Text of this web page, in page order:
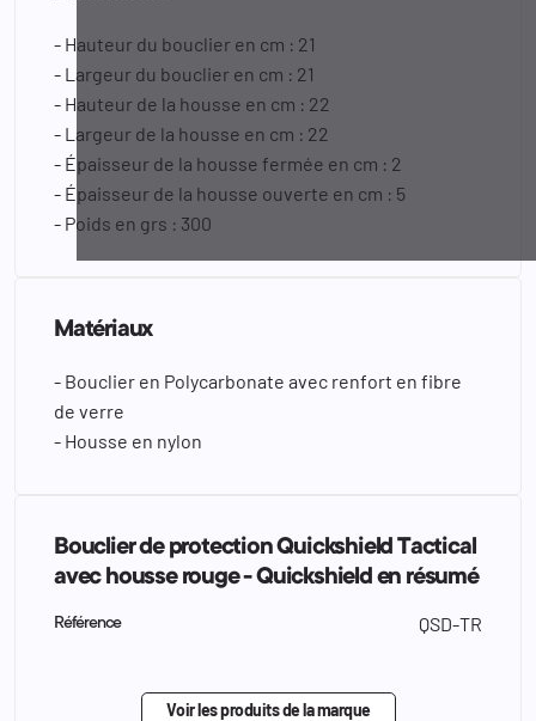
- Hauteur du bouclier en cm : 21
- Largeur du bouclier en cm : 21
- Hauteur de la housse en cm : 22
- Largeur de la housse en cm : 22
- Épaisseur de la housse fermée en cm : 2
- Épaisseur de la housse ouverte en cm : 5
- Poids en grs : 300
Matériaux
- Bouclier en Polycarbonate avec renfort en fibre
de verre
- Housse en nylon
Bouclier de protection Quickshield Tactical
avec housse rouge - Quickshield en résumé
Référence QSD-TR
Voir les produits de la marque